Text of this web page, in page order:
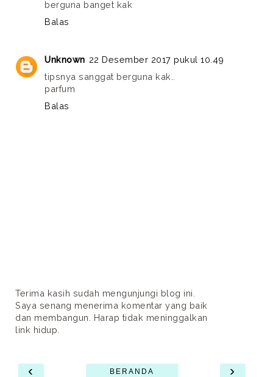
berguna banget kak
Balas
Unknown 22 Desember 2017 pukul 10.49
tipsnya sanggat berguna kak..
parfum
Balas
Terima kasih sudah mengunjungi blog ini.
Saya senang menerima komentar yang baik
dan membangun. Harap tidak meninggalkan
link hidup.
‹ ›
BERANDA